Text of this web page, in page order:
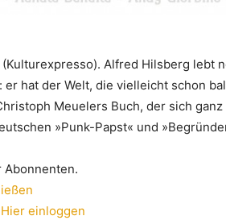
Alfred Hilsberg lebt
hat der Welt, die vielleicht schon
Meuelers Buch, der sich
»Punk-Papst« und
Abonnenten.
Hier einloggen